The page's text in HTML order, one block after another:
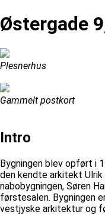
Østergade
Plesnerhus
Gammelt postkort
Intro
Bygningen blev opført i
den kendte arkitekt Ulrik
nabobygningen, Søren
førstesalen. Bygningen
vestjyske arkitektur og